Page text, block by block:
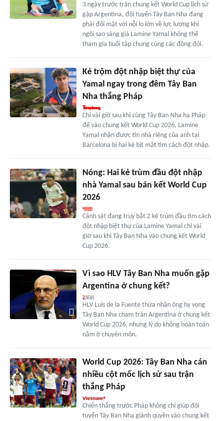
3 ngày trước trận chung kết World Cup lịch sử
gặp Argentina, đội tuyển Tây Ban Nha đang
phải đối mặt với nỗi lo lớn về lực lượng khi
ngôi sao sáng giá Lamine Yamal không thể
tham gia buổi tập chung cùng các đồng đội.
Kẻ trộm đột nhập biệt thự của
Yamal ngay trong đêm Tây Ban
Nha thắng Pháp
Chỉ vài giờ sau khi cùng Tây Ban Nha hạ Pháp
để vào chung kết World Cup 2026, Lamine
Yamal nhận được tin nhà riêng của anh tại
Barcelona bị hai kẻ bịt mặt tìm cách đột nhập.
Nóng: Hai kẻ trùm đầu đột nhập
nhà Yamal sau bán kết World Cup
2026
Cảnh sát đang truy bắt 2 kẻ trùm đầu tìm cách
đột nhập biệt thự của Lamine Yamal chỉ vài
giờ sau khi Tây Ban Nha vào chung kết World
Cup 2026.
Vì sao HLV Tây Ban Nha muốn gặp
Argentina ở chung kết?
HLV Luis de la Fuente thừa nhận ông hy vọng
Tây Ban Nha chạm trán Argentina ở chung kết
World Cup 2026, nhưng lý do không hoàn toàn
nằm ở chuyên môn.
World Cup 2026: Tây Ban Nha cán
nhiều cột mốc lịch sử sau trận
thắng Pháp
Chiến thắng trước Pháp không chỉ giúp đội
tuyển Tây Ban Nha giành quyền vào chung kết